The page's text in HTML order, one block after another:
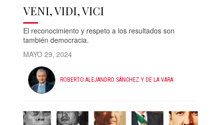
VENI, VIDI, VICI
El reconocimiento y respeto a los resultados son
también democracia.
MAYO 29, 2024
ROBERTO ALEJANDRO SÁNCHEZ Y DE LA VARA